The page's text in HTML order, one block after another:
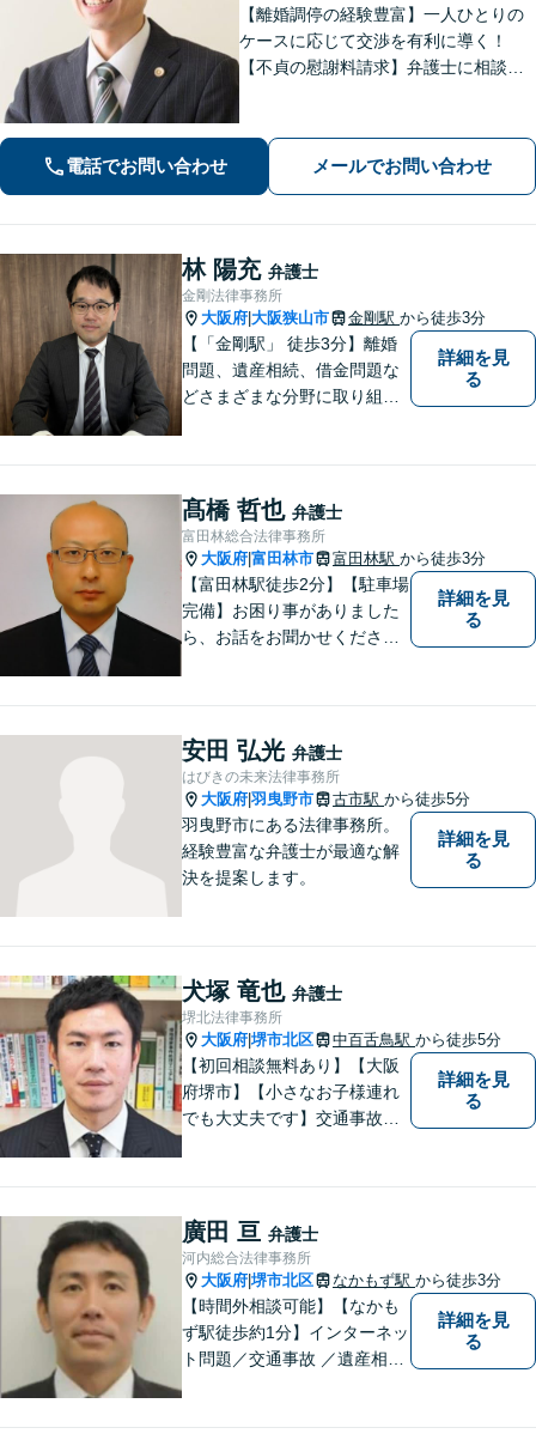
【離婚調停の経験豊富】一人ひとりの
ケースに応じて交渉を有利に導く！
【不貞の慰謝料請求】弁護士に相談す
費・面会交流の問題にも対応】【北野
田駅3分】【完全個室で秘密厳守】
電話でお問い合わせ メールでお問い合わせ
林 陽充 弁護士
金剛法律事務所
大阪府 大阪狭山市 金剛駅 から徒歩3分
【「金剛駅」 徒歩3分】離婚
問題、遺産相続、借金問題な
どさまざまな分野に取り組ん
ご相談ください。
詳細を見
る
髙橋 哲也 弁護士
富田林総合法律事務所
大阪府 富田林市 富田林駅 から徒歩3分
【富田林駅徒歩2分】【駐車場
完備】お困り事がありました
ら、お話をお聞かせくださ
詳細を見
る
安田 弘光 弁護士
はびきの未来法律事務所
大阪府 羽曳野市 古市駅 から徒歩5分
羽曳野市にある法律事務所。
経験豊富な弁護士が最適な解
決を提案します。
詳細を見
る
犬塚 竜也 弁護士
堺北法律事務所
大阪府 堺市北区 中百舌鳥駅 から徒歩5分
【初回相談無料あり】【大阪
府堺市】【小さなお子様連れ
でも大丈夫です】交通事故、
詳細を見
る
廣田 亘 弁護士
河内総合法律事務所
大阪府 堺市北区 なかもず駅 から徒歩3分
【時間外相談可能】【なかも
ず駅徒歩約1分】インターネッ
ト問題／交通事故 ／遺産相
詳細を見
る